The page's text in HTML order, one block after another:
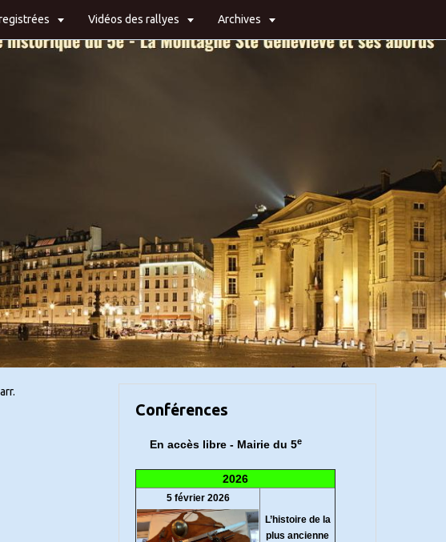
Vidéos des rallyes Archives
Conférences
En accès libre - Mairie du 5e
2026
5 février 2026
L’histoire de la
plus ancienne